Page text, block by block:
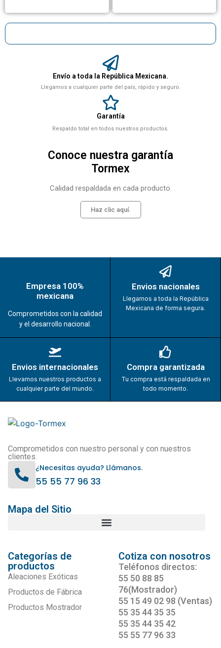
Envío a toda la República Mexicana.
Llegamos a cualquier parte del país, rápido y seguro.
Garantía
Respaldo total en todos nuestros productos.
Conoce nuestra garantía
Tormex
Calidad respaldada en cada producto.
Haz clic aquí.
Empresa 100%
mexicana
Comprometidos con la calidad
y el desarrollo nacional.
Envios nacionales
Llegamos a toda la República
Mexicana de forma segura.
Envios internacionales
Llevamos nuestros productos a
cualquier parte del mundo.
Compra garantizada
Tu compra está respaldada en
todo momento.
Comprometidos con nuestro personal y con nuestros
clientes.
¿Necesitas ayuda? Llámanos.
55 55 77 96 33
Mapa del Sitio
Categorías de
productos
Aleaciones Exóticas
Productos de Fábrica
Productos Mostrador
Cotiza con nosotros
Teléfonos directos:
55 50 88 85
76(Mostrador)
55 15 49 02 98 (Ventas)
55 35 44 35 35
55 35 44 35 42
55 55 77 96 33